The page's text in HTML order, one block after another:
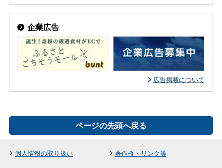
企業広告
広告掲載について
ページの先頭へ戻る
個人情報の取り扱い
著作権・リンク等